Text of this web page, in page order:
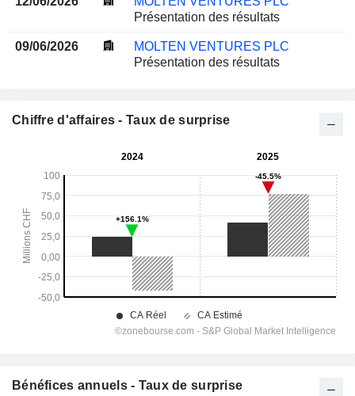
Présentation des résultats
09/06/2026
MOLTEN VENTURES PLC
Présentation des résultats
Chiffre d'affaires - Taux de surprise
Bénéfices annuels - Taux de surprise